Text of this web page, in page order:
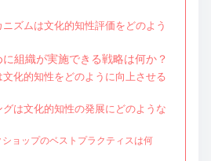
ズムは文化的知性評価をどのよう
組織が実施できる戦略は何か？
化的知性をどのように向上させる
は文化的知性の発展にどのような
ョップのベストプラクティスは何